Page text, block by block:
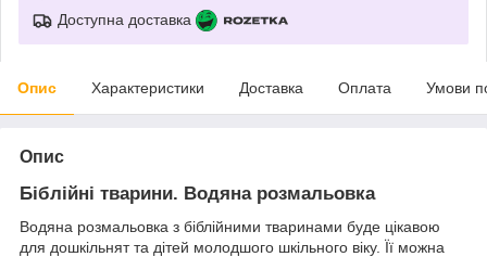
Доступна доставка
Опис Характеристики Доставка Оплата Умови
Опис
Біблійні тварини. Водяна розмальовка
Водяна розмальовка з біблійними тваринами буде цікавою
для дошкільнят та дітей молодшого шкільного віку. Її можна